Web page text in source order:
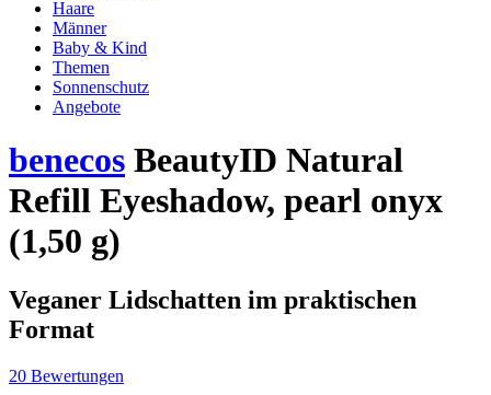
Haare
Männer
Baby & Kind
Themen
Sonnenschutz
Angebote
benecos BeautyID Natural
Refill Eyeshadow, pearl onyx
(1,50 g)
Veganer Lidschatten im praktischen
Format
20 Bewertungen